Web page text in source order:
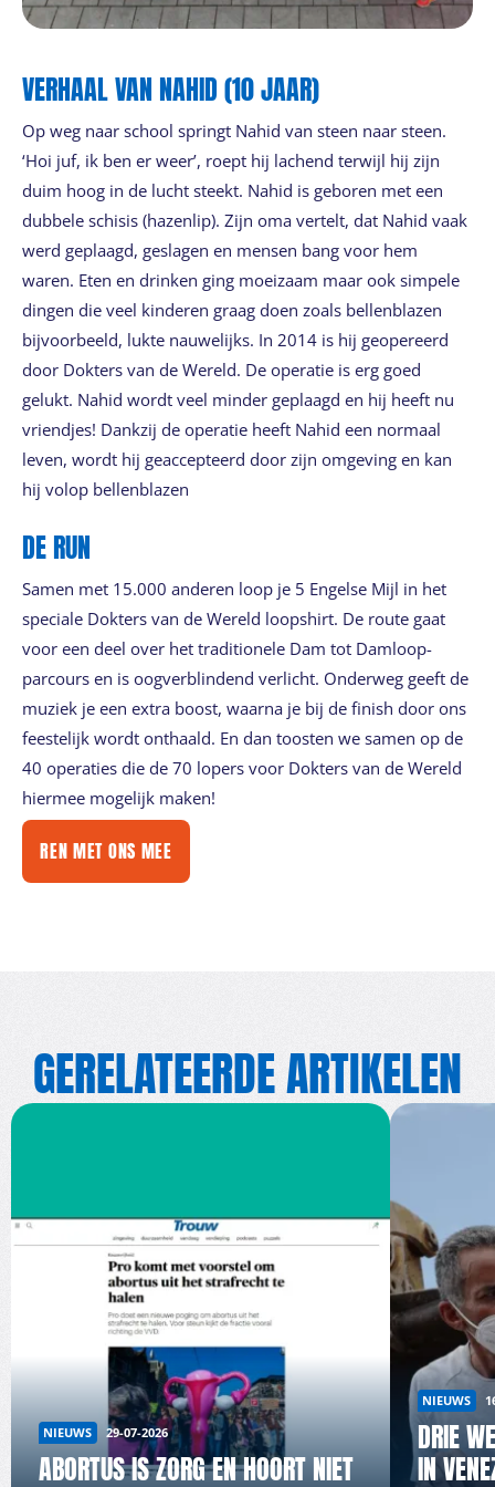
VERHAAL VAN NAHID (10 JAAR)
Op weg naar school springt Nahid van steen naar steen.
‘Hoi juf, ik ben er weer’, roept hij lachend terwijl hij zijn
duim hoog in de lucht steekt. Nahid is geboren met een
dubbele schisis (hazenlip). Zijn oma vertelt, dat Nahid vaak
werd geplaagd, geslagen en mensen bang voor hem
waren. Eten en drinken ging moeizaam maar ook simpele
dingen die veel kinderen graag doen zoals bellenblazen
bijvoorbeeld, lukte nauwelijks. In 2014 is hij geopereerd
door Dokters van de Wereld. De operatie is erg goed
gelukt. Nahid wordt veel minder geplaagd en hij heeft nu
vriendjes! Dankzij de operatie heeft Nahid een normaal
leven, wordt hij geaccepteerd door zijn omgeving en kan
hij volop bellenblazen
DE RUN
Samen met 15.000 anderen loop je 5 Engelse Mijl in het
speciale Dokters van de Wereld loopshirt. De route gaat
voor een deel over het traditionele Dam tot Damloop-
parcours en is oogverblindend verlicht. Onderweg geeft de
muziek je een extra boost, waarna je bij de finish door ons
feestelijk wordt onthaald. En dan toosten we samen op de
40 operaties die de 70 lopers voor Dokters van de Wereld
hiermee mogelijk maken!
REN MET ONS MEE
GERELATEERDE ARTIKELEN
NIEUWS 29-07-2026
ABORTUS IS ZORG EN HOORT NIET
NIEUWS
DRIE
IN